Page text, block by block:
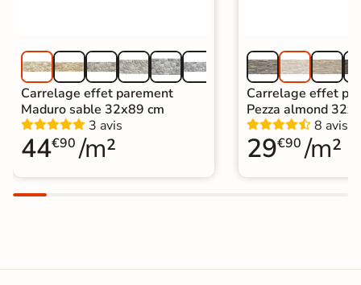
Carrelage effet parement
Maduro sable 32x89 cm
3 avis
44€90 /m²
Carrelage effet
Pezza almond
8 avis
29€90 /m²